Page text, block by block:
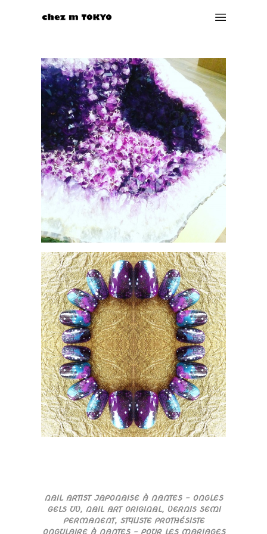
NAIL ARTIST JAPONAISE À NANTES – ONGLES
GELS UV, NAIL ART ORIGINAL, VERNIS SEMI
PERMANENT, STYLISTE PROTHÉSISTE
ONGULAIRE À NANTES – POUR LES MARIAGES